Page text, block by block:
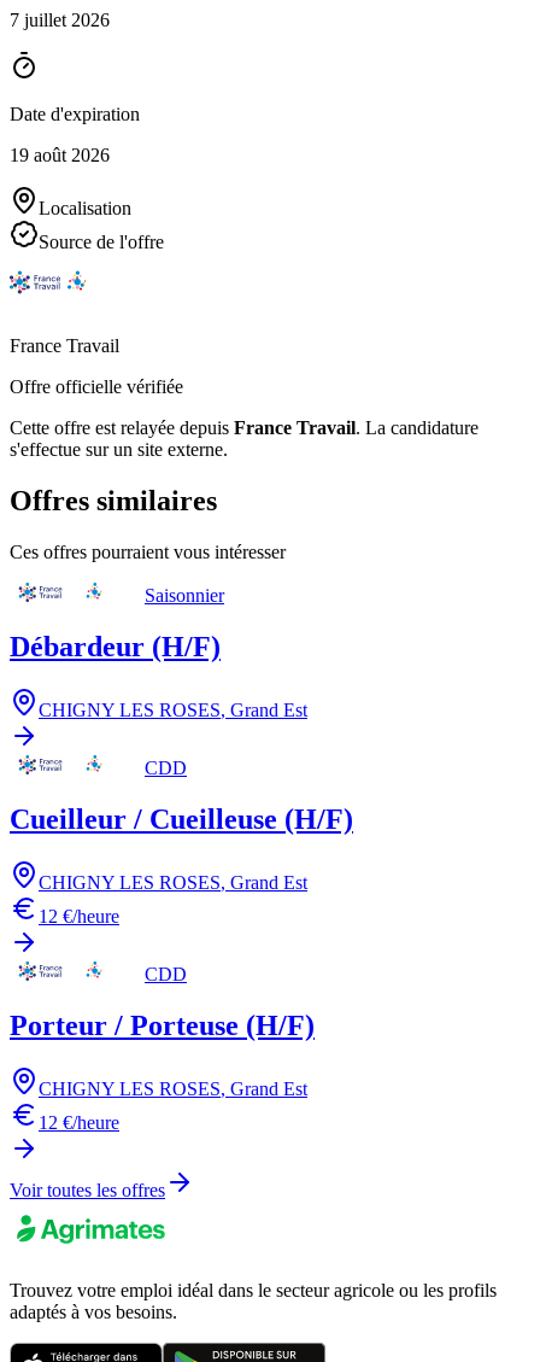
7 juillet 2026
Date d'expiration
19 août 2026
Localisation
Source de l'offre
France Travail
Offre officielle vérifiée
Cette offre est relayée depuis France Travail. La candidature
s'effectue sur un site externe.
Offres similaires
Ces offres pourraient vous intéresser
Saisonnier
Débardeur (H/F)
CHIGNY LES ROSES, Grand Est
CDD
Cueilleur / Cueilleuse (H/F)
CHIGNY LES ROSES, Grand Est
12 €/heure
CDD
Porteur / Porteuse (H/F)
CHIGNY LES ROSES, Grand Est
12 €/heure
Voir toutes les offres
Trouvez votre emploi idéal dans le secteur agricole ou les profils
adaptés à vos besoins.